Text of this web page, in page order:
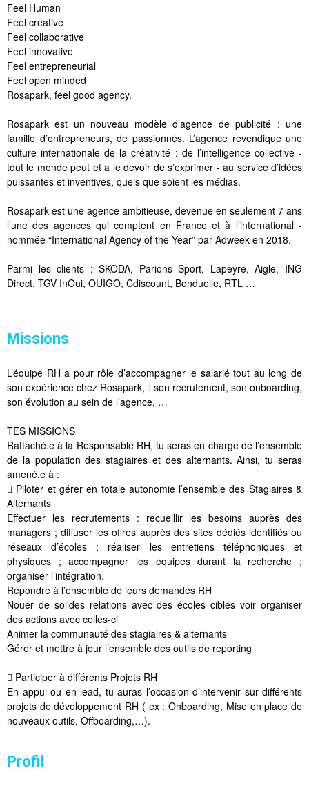
Feel Human
Feel creative
Feel collaborative
Feel innovative
Feel entrepreneurial
Feel open minded
Rosapark, feel good agency.
Rosapark est un nouveau modèle d’agence de publicité : une
famille d’entrepreneurs, de passionnés. L’agence revendique une
culture internationale de la créativité : de l’intelligence collective -
tout le monde peut et a le devoir de s’exprimer - au service d’idées
puissantes et inventives, quels que soient les médias.
Rosapark est une agence ambitieuse, devenue en seulement 7 ans
l’une des agences qui comptent en France et à l’international -
nommée “International Agency of the Year” par Adweek en 2018.
Parmi les clients : ŠKODA, Parions Sport, Lapeyre, Aigle, ING
Direct, TGV InOui, OUIGO, Cdiscount, Bonduelle, RTL …
Missions
L’équipe RH a pour rôle d’accompagner le salarié tout au long de
son expérience chez Rosapark, : son recrutement, son onboarding,
son évolution au sein de l’agence, …
TES MISSIONS
Rattaché.e à la Responsable RH, tu seras en charge de l’ensemble
de la population des stagiaires et des alternants. Ainsi, tu seras
amené.e à :
 Piloter et gérer en totale autonomie l’ensemble des Stagiaires &
Alternants
Effectuer les recrutements : recueillir les besoins auprès des
managers ; diffuser les offres auprès des sites dédiés identifiés ou
réseaux d’écoles ; réaliser les entretiens téléphoniques et
physiques ; accompagner les équipes durant la recherche ;
organiser l’intégration.
Répondre à l’ensemble de leurs demandes RH
Nouer de solides relations avec des écoles cibles voir organiser
des actions avec celles-ci
Animer la communauté des stagiaires & alternants
Gérer et mettre à jour l’ensemble des outils de reporting
 Participer à différents Projets RH
En appui ou en lead, tu auras l’occasion d’intervenir sur différents
projets de développement RH ( ex : Onboarding, Mise en place de
nouveaux outils, Offboarding,…).
Profil